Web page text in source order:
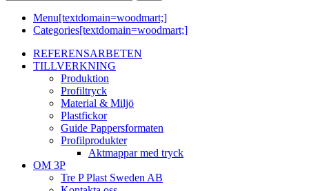
Menu[textdomain=woodmart;]
Categories[textdomain=woodmart;]
REFERENSARBETEN
TILLVERKNING
Produktion
Profiltryck
Material & Miljö
Plastfickor
Guide Pappersformaten
Profilprodukter
Aktmappar med tryck
OM 3P
Tre P Plast Sweden AB